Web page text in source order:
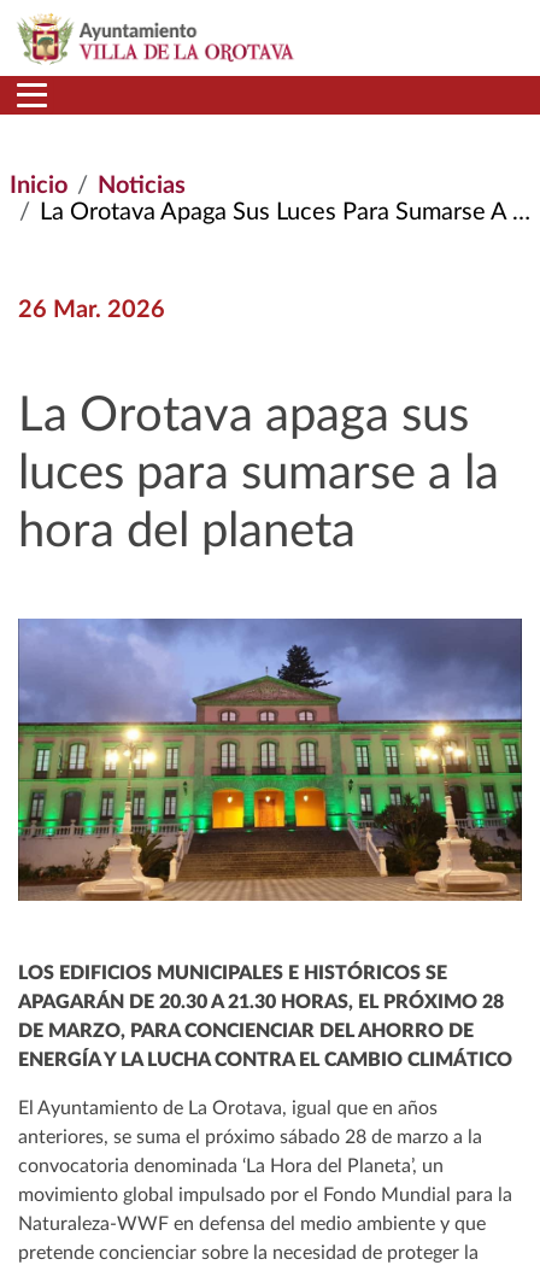
Pasar al contenido principal
Inicio
Noticias
La Orotava Apaga Sus Luces Para Sumarse A La Hora del Planeta
26 Mar. 2026
La Orotava apaga sus
luces para sumarse a la
hora del planeta
LOS EDIFICIOS MUNICIPALES E HISTÓRICOS SE
APAGARÁN DE 20.30 A 21.30 HORAS, EL PRÓXIMO 28
DE MARZO, PARA CONCIENCIAR DEL AHORRO DE
ENERGÍA Y LA LUCHA CONTRA EL CAMBIO CLIMÁTICO
El Ayuntamiento de La Orotava, igual que en años
anteriores, se suma el próximo sábado 28 de marzo a la
convocatoria denominada ‘La Hora del Planeta’, un
movimiento global impulsado por el Fondo Mundial para la
Naturaleza-WWF en defensa del medio ambiente y que
pretende concienciar sobre la necesidad de proteger la